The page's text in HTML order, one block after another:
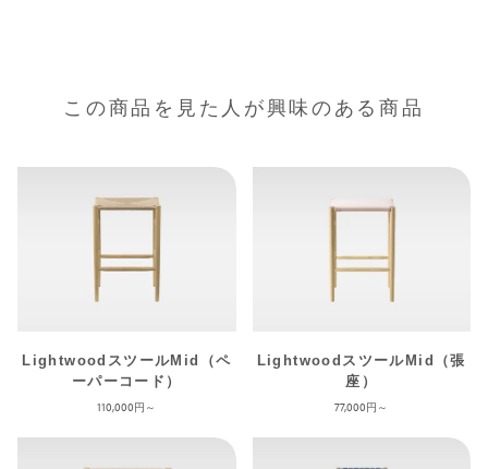
この商品を見た人が興味のある商品
LightwoodスツールMid（ペ
ーパーコード）
110,000
LightwoodスツールMid（張
座）
77,000